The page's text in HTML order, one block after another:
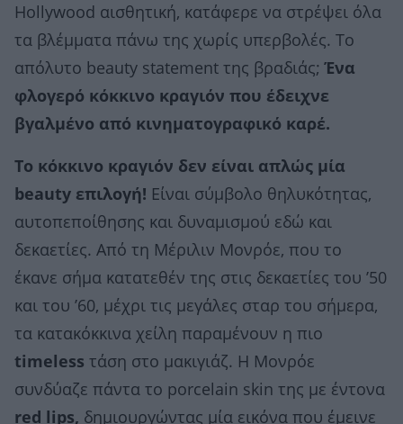
Hollywood αισθητική, κατάφερε να στρέψει όλα
τα βλέμματα πάνω της χωρίς υπερβολές. Το
απόλυτο beauty statement της βραδιάς;Ένα
φλογερό κόκκινο κραγιόν που έδειχνε
βγαλμένο από κινηματογραφικό καρέ.
Το κόκκινο κραγιόν δεν είναι απλώς μία
beauty επιλογή! Είναι σύμβολο θηλυκότητας,
αυτοπεποίθησης και δυναμισμού εδώ και
δεκαετίες. Από τη Μέριλιν Μονρόε, που το
έκανε σήμα κατατεθέν της στις δεκαετίες του ’50
και του ’60, μέχρι τις μεγάλες σταρ του σήμερα,
τα κατακόκκινα χείλη παραμένουν η πιο
timeless τάση στο μακιγιάζ. Η Μονρόε
συνδύαζε πάντα το porcelain skin της με έντονα
red lips, δημιουργώντας μία εικόνα που έμεινε